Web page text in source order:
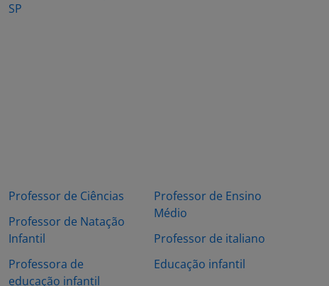
SP
Professor de Ciências
Professor de Natação
Infantil
Professora de
educação infantil
Professor de Ensino
Médio
Professor de italiano
Educação infantil